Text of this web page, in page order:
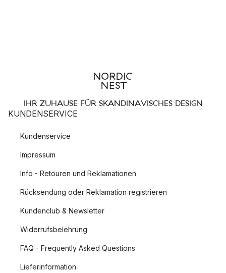
IHR ZUHAUSE FÜR SKANDINAVISCHES DESIGN
KUNDENSERVICE
Kundenservice
Impressum
Info - Retouren und Reklamationen
Rücksendung oder Reklamation registrieren
Kundenclub & Newsletter
Widerrufsbelehrung
FAQ - Frequently Asked Questions
Lieferinformation